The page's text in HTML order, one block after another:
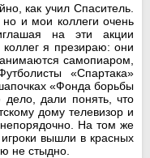
как учил Спаситель.
и мои коллеги очень
на эти акции
я презираю: они
самопиаром,
«Спартака»
«Фонда борьбы
дали понять, что
дому телевизор и
На том же
вышли в красных
не стыдно.